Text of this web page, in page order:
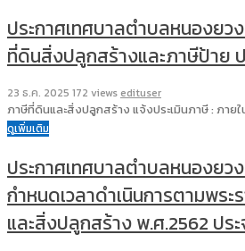
ประกาศเทศบาลตำบลหนองยว
ที่ดินสิ่งปลูกสร้างและภาษีป้าย
23 ธ.ค. 2025 172 views edituser
ภาษีที่ดินและสิ่งปลูกสร้าง แจ้งประเมินภาษี : ภายใ
ดูเพิ่มเติม
ประกาศเทศบาลตำบลหนองยว
กำหนดเวลาดำเนินการตามพ
และสิ่งปลูกสร้าง พ.ศ.2562 ปร